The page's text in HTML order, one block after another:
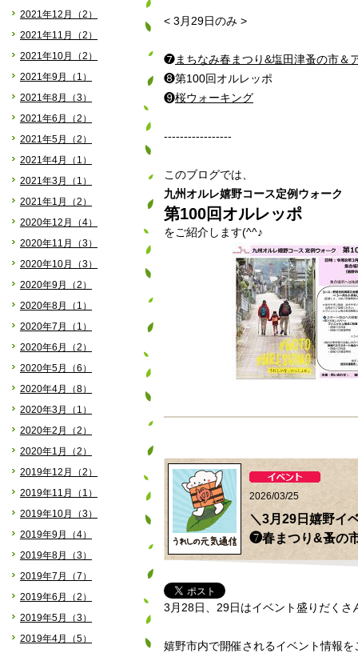
2021年12月（2）
2021年11月（2）
2021年10月（2）
2021年9月（1）
2021年8月（3）
2021年6月（2）
2021年5月（2）
2021年4月（1）
2021年3月（1）
2021年1月（2）
2020年12月（4）
2020年11月（3）
2020年10月（3）
2020年9月（2）
2020年8月（1）
2020年7月（1）
2020年6月（2）
2020年5月（6）
2020年4月（8）
2020年3月（1）
2020年2月（2）
2020年1月（2）
2019年12月（2）
2019年11月（1）
2019年10月（3）
2019年9月（4）
2019年8月（3）
2019年7月（7）
2019年6月（2）
2019年5月（3）
2019年4月（5）
< 3月29日のみ >
❼まちなみ春まつり&塩田津蚤の市＆
❽第100回オルレッポ
❾桜ウォーキング
-----------------
このブログでは、
九州オルレ嬉野コース定例ウォーク
第100回オルレッポ
をご紹介します(^^♪
2026/03/25
＼3月29日嬉野イ
❼春まつり&蚤の
3月28日、29日はイベント盛りだくさ
嬉野市内で開催されるイベント情報